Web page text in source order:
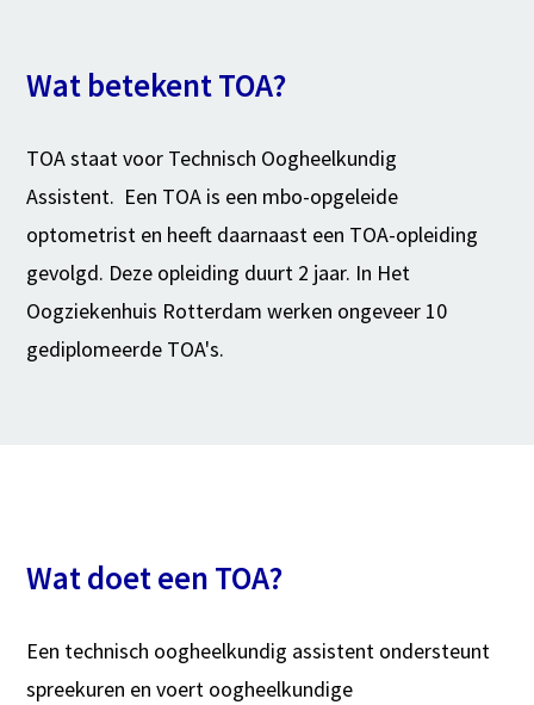
Wat betekent TOA?
TOA staat voor Technisch Oogheelkundig
Assistent. Een TOA is een mbo-opgeleide
optometrist en heeft daarnaast een TOA-opleiding
gevolgd. Deze opleiding duurt 2 jaar. In Het
Oogziekenhuis Rotterdam werken ongeveer 10
gediplomeerde TOA's.
Wat doet een TOA?
Een technisch oogheelkundig assistent ondersteunt
spreekuren en voert oogheelkundige